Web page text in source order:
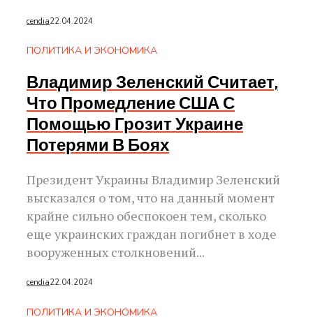
cendia22.04.2024
ПОЛИТИКА И ЭКОНОМИКА
Владимир Зеленский Считает,
Что Промедление США С
Помощью Грозит Украине
Потерями В Боях
Президент Украины Владимир Зеленский
высказался о том, что на данный момент
крайне сильно обеспокоен тем, сколько
еще украинских граждан погибнет в ходе
вооруженных столкновений...
cendia22.04.2024
ПОЛИТИКА И ЭКОНОМИКА